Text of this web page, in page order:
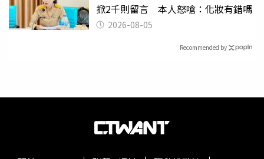
掀2千則留言 本人怒嗆：化妝有錯嗎
2026-08-05
Recommended by